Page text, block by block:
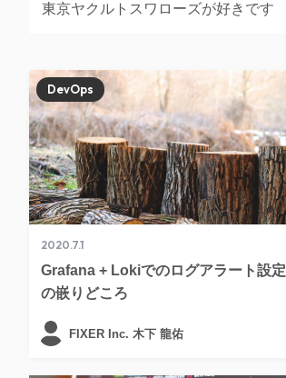
東京ヤクルトスワローズが好きです
2020.7.1
Grafana + Lokiでのログアラート設定
の嵌りどころ
DevOps
FIXER Inc. 木下 龍佑